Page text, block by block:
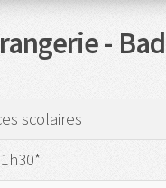
-
scolaires